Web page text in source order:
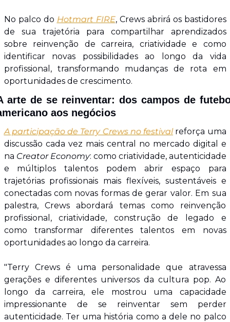
No palco do Hotmart FIRE, Crews abrirá os bastidores
de sua trajetória para compartilhar aprendizados
sobre reinvenção de carreira, criatividade e como
identificar novas possibilidades ao longo da vida
profissional, transformando mudanças de rota em
oportunidades de crescimento.
arte de se reinventar: dos campos de
aos negócios
A participação de Terry Crews no festival reforça uma
discussão cada vez mais central no mercado digital e
na Creator Economy: como criatividade, autenticidade
e múltiplos talentos podem abrir espaço para
trajetórias profissionais mais flexíveis, sustentáveis e
conectadas com novas formas de gerar valor. Em sua
palestra, Crews abordará temas como reinvenção
profissional, criatividade, construção de legado e
como transformar diferentes talentos em novas
oportunidades ao longo da carreira.
"Terry Crews é uma personalidade que atravessa
gerações e diferentes universos da cultura pop. Ao
longo da carreira, ele mostrou uma capacidade
impressionante de se reinventar sem perder
autenticidade. Ter uma história como a dele no palco